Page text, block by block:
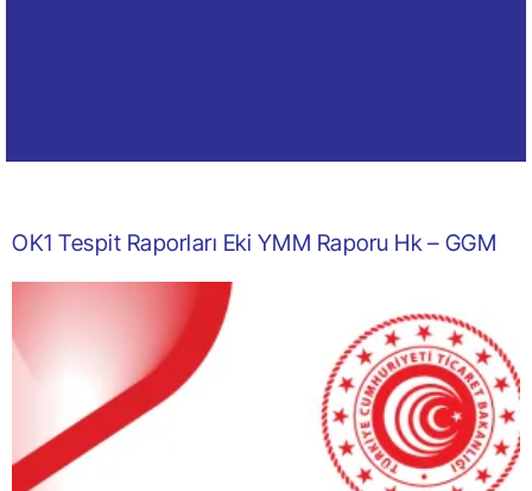
OK1 Tespit Raporları Eki YMM Raporu Hk – GGM